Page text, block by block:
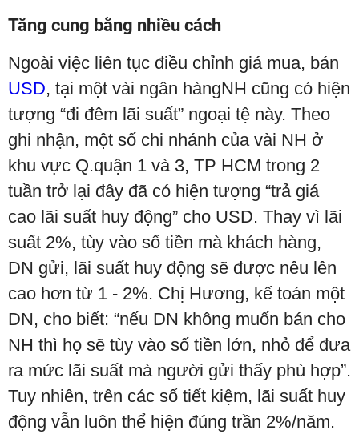
Tăng cung bằng nhiều cách
Ngoài việc liên tục điều chỉnh giá mua, bán
USD, tại một vài ngân hàngNH cũng có hiện
tượng “đi đêm lãi suất” ngoại tệ này. Theo
ghi nhận, một số chi nhánh của vài NH ở
khu vực Q.quận 1 và 3, TP HCM trong 2
tuần trở lại đây đã có hiện tượng “trả giá
cao lãi suất huy động” cho USD. Thay vì lãi
suất 2%, tùy vào số tiền mà khách hàng,
DN gửi, lãi suất huy động sẽ được nêu lên
cao hơn từ 1 - 2%. Chị Hương, kế toán một
DN, cho biết: “nếu DN không muốn bán cho
NH thì họ sẽ tùy vào số tiền lớn, nhỏ để đưa
ra mức lãi suất mà người gửi thấy phù hợp”.
Tuy nhiên, trên các sổ tiết kiệm, lãi suất huy
động vẫn luôn thể hiện đúng trần 2%/năm.